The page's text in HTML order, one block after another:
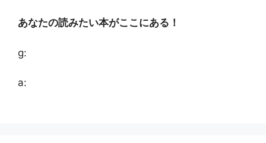
あなたの読みたい本がここにある！
g:
a: